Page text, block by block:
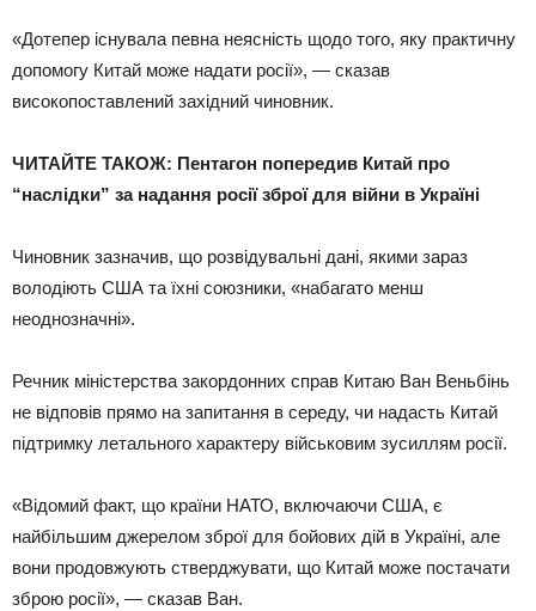
«Дотепер існувала певна неясність щодо того, яку практичну
допомогу Китай може надати росії», — сказав
високопоставлений західний чиновник.
ЧИТАЙТЕ ТАКОЖ: Пентагон попередив Китай про
“наслідки” за надання росії зброї для війни в Україні
Чиновник зазначив, що розвідувальні дані, якими зараз
володіють США та їхні союзники, «набагато менш
неоднозначні».
Речник міністерства закордонних справ Китаю Ван Веньбінь
не відповів прямо на запитання в середу, чи надасть Китай
підтримку летального характеру військовим зусиллям росії.
«Відомий факт, що країни НАТО, включаючи США, є
найбільшим джерелом зброї для бойових дій в Україні, але
вони продовжують стверджувати, що Китай може постачати
зброю росії», — сказав Ван.